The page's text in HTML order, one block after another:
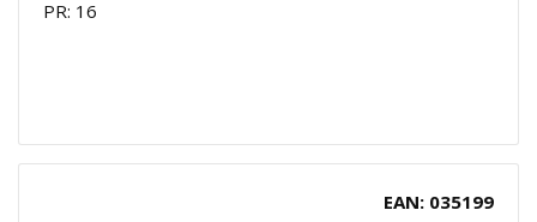
PR: 16
EAN: 035199